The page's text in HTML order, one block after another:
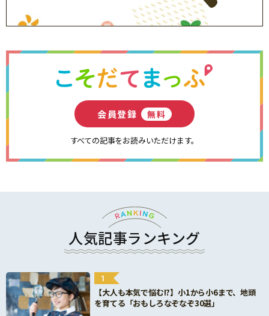
会員登録 無料
すべての記事をお読みいただけます。
人気記事ランキング
1
【大人も本気で悩む!?】小1から小6まで、地頭
を育てる「おもしろなぞなぞ30選」